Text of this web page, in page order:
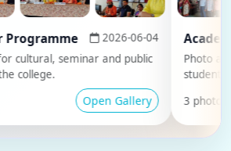
2026-06-04
seminar and public
Open Gallery
Photo album of
student
3 photo(s)